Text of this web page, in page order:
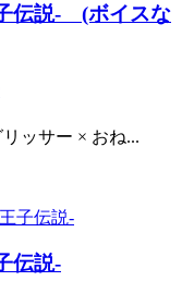
伝説- (ボイスな
ッサー × おね...
伝説-